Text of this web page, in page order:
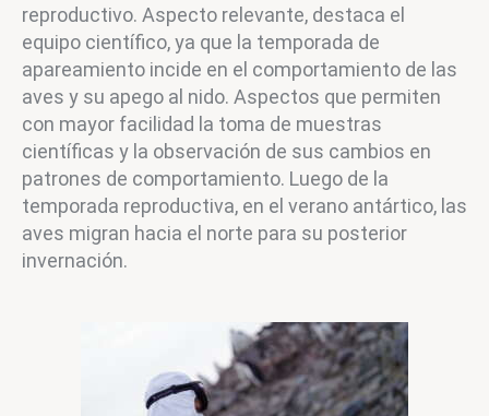
reproductivo. Aspecto relevante, destaca el
equipo científico, ya que la temporada de
apareamiento incide en el comportamiento de las
aves y su apego al nido. Aspectos que permiten
con mayor facilidad la toma de muestras
científicas y la observación de sus cambios en
patrones de comportamiento. Luego de la
temporada reproductiva, en el verano antártico, las
aves migran hacia el norte para su posterior
invernación.